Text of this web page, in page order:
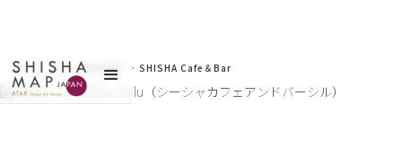
サイトトップ > お店を探す > SHISHA Cafe＆Bar
Shilu（シーシャカフェ